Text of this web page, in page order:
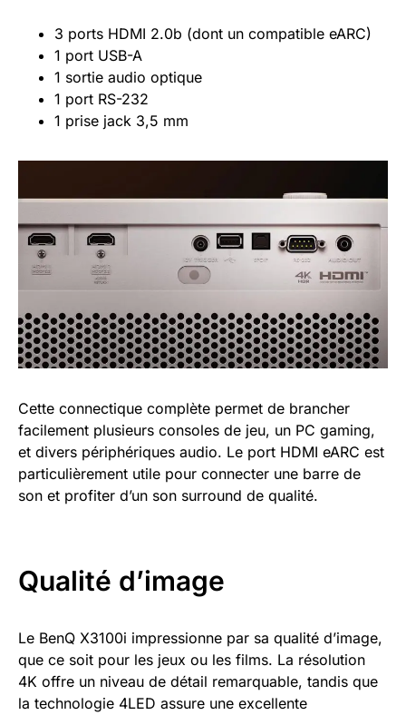
3 ports HDMI 2.0b (dont un compatible eARC)
1 port USB-A
1 sortie audio optique
1 port RS-232
1 prise jack 3,5 mm
Cette connectique complète permet de brancher
facilement plusieurs consoles de jeu, un PC gaming,
et divers périphériques audio. Le port HDMI eARC est
particulièrement utile pour connecter une barre de
son et profiter d’un son surround de qualité.
Qualité d’image
Le BenQ X3100i impressionne par sa qualité d’image,
que ce soit pour les jeux ou les films. La résolution
4K offre un niveau de détail remarquable, tandis que
la technologie 4LED assure une excellente